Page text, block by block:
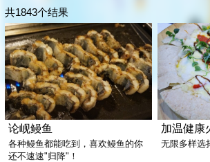
共1843个结果
论岘鳗鱼
各种鳗鱼都能吃到，喜欢鳗鱼的你
还不速速"归降"！
加温健康
无限多样选